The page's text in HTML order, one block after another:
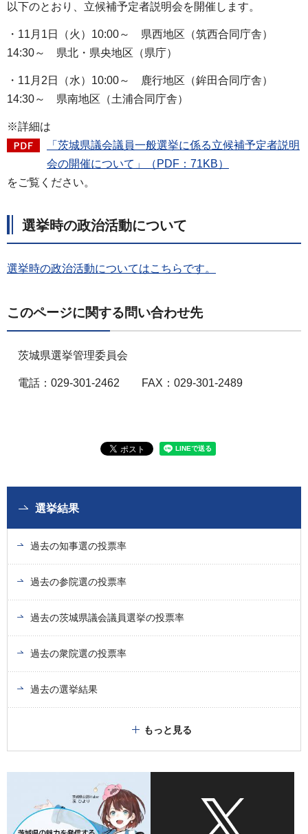
以下のとおり、立候補予定者説明会を開催します。
・11月1日（火）10:00～ 県西地区（筑西合同庁舎）
14:30～ 県北・県央地区（県庁）
・11月2日（水）10:00～ 鹿行地区（鉾田合同庁舎）
14:30～ 県南地区（土浦合同庁舎）
※詳細は
「茨城県議会議員一般選挙に係る立候補予定者説明
会の開催について」（PDF：71KB）
をご覧ください。
選挙時の政治活動について
選挙時の政治活動についてはこちらです。
このページに関する問い合わせ先
茨城県選挙管理委員会
電話：029-301-2462 FAX：029-301-2489
選挙結果
過去の知事選の投票率
過去の参院選の投票率
過去の茨城県議会議員選挙の投票率
過去の衆院選の投票率
過去の選挙結果
もっと見る